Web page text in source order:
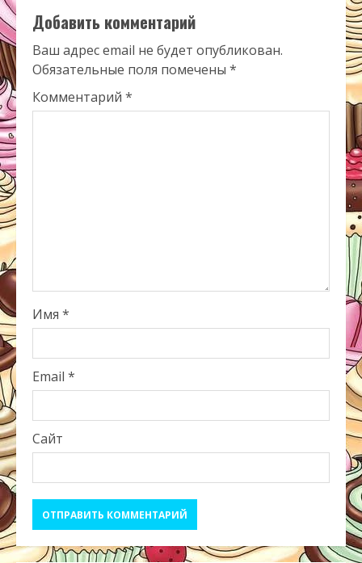
Добавить комментарий
Ваш адрес email не будет опубликован.
Обязательные поля помечены *
Комментарий *
Имя *
Email *
Сайт